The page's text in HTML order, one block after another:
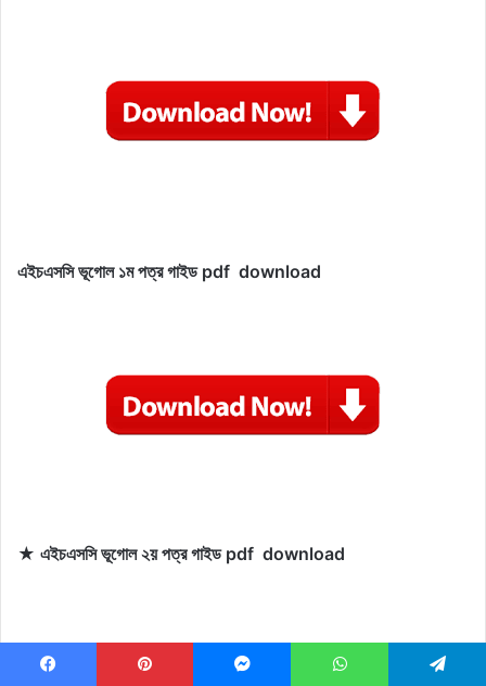
এইচএসসি ভূগোল১ম পত্র গাইড pdf download
★ এইচএসসি ভূগোল ২য় পত্র গাইড pdf download